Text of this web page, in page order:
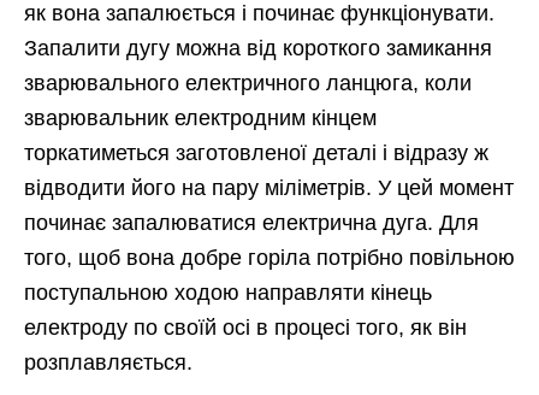
як вона запалюється і починає функціонувати.
Запалити дугу можна від короткого замикання
зварювального електричного ланцюга, коли
зварювальник електродним кінцем
торкатиметься заготовленої деталі і відразу ж
відводити його на пару міліметрів. У цей момент
починає запалюватися електрична дуга. Для
того, щоб вона добре горіла потрібно повільною
поступальною ходою направляти кінець
електроду по своїй осі в процесі того, як він
розплавляється.